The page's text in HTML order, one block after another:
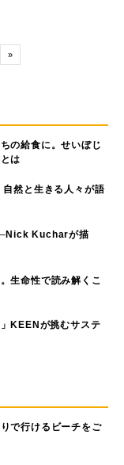
»
の給食に。せいぼじ
は
自然と生きる人々が語
Kucharが描
生命性で読み解くこ
KEENが挑むサステ
で行けるビーチをご